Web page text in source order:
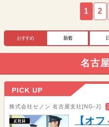
1 2
おすすめ 新着
名古
PICK UP
株式会社セノン 名古屋支社[NG-J]
【オ